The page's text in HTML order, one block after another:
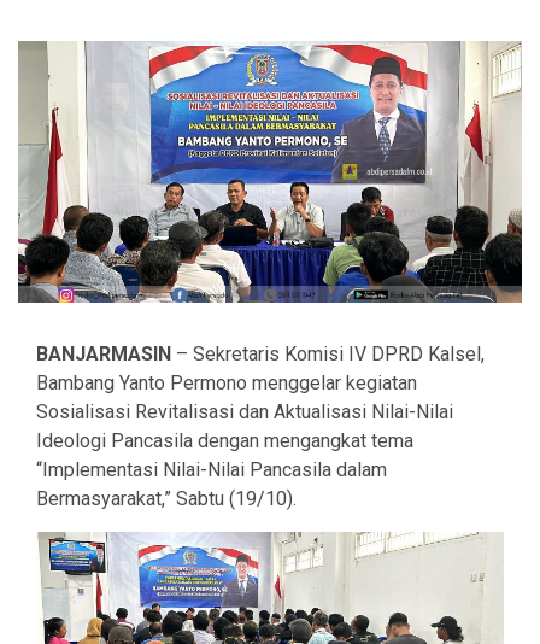
BANJARMASIN – Sekretaris Komisi IV DPRD Kalsel,
Bambang Yanto Permono menggelar kegiatan
Sosialisasi Revitalisasi dan Aktualisasi Nilai-Nilai
Ideologi Pancasila dengan mengangkat tema
“Implementasi Nilai-Nilai Pancasila dalam
Bermasyarakat,” Sabtu (19/10).